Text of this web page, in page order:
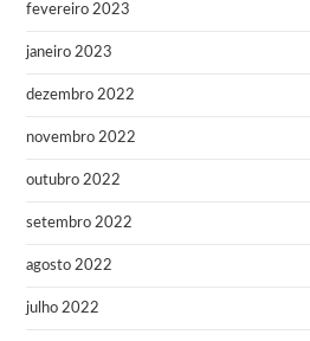
fevereiro 2023
janeiro 2023
dezembro 2022
novembro 2022
outubro 2022
setembro 2022
agosto 2022
julho 2022